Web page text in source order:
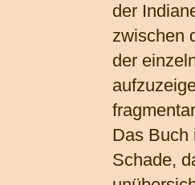
der
zwischen
der
Das Buch
Schade,